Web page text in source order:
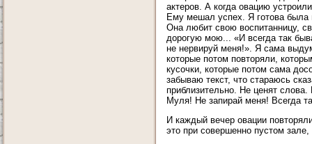
актеров. А когда овацию
Ему мешал успех. Я готова была
Она любит свою воспитанницу,
дорогую мою... «И всегда так
не нервируй меня!». Я сама
которые потом повторяли,
кусочки, которые потом сама
забываю текст, что стараюсь
приблизительно. Не ценят
Муля! Не запирай меня! Всегда
И каждый вечер овации
это при совершенно пустом зале,